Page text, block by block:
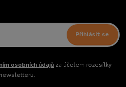
Přihlásit se
osobních údajůza účelem rozesílky
newsletteru.